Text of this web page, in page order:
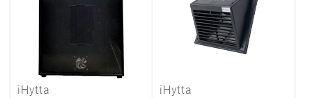
iHytta
iHytta